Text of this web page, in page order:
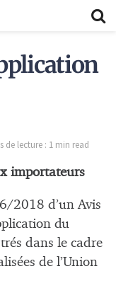
de lecture : 1 min read
importateurs
2018 d’un Avis
du
dans le cadre
de l’Union